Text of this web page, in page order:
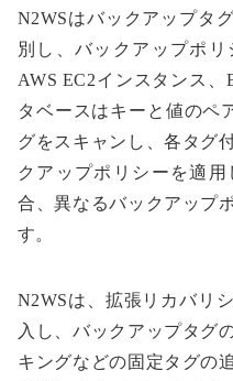
N2WSはバックアップタ
別し、バックアップポリ
AWS EC2インスタンス
タベースはキーと値のペ
グをスキャンし、各タグ
クアップポリシーを適
合、異なるバックアップ
す。
N2WSは、拡張リカバリ
入し、バックアップタグ
キングなどの固定タグの